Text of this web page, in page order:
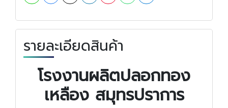
รายละเอียดสินค้า
โรงงานผลิตปลอกทอง
เหลือง สมุทรปราการ